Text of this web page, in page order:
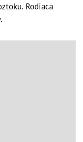
Rodiaca